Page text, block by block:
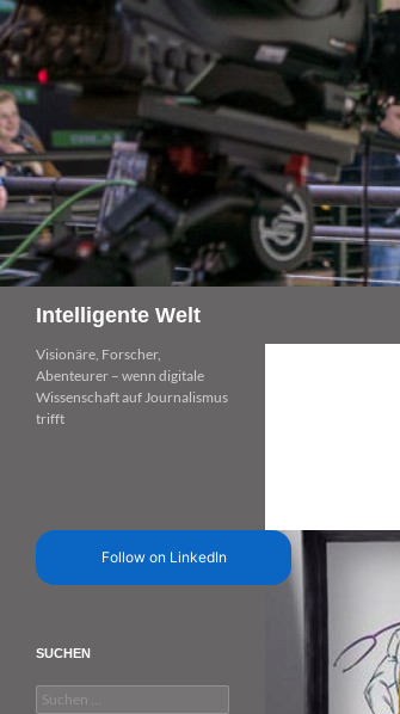
Zum
Inhalt
springen
Intelligente Welt
Visionäre, Forscher,
Abenteurer – wenn digitale
Wissenschaft auf Journalismus
trifft
Follow on LinkedIn
SUCHEN
Suchen